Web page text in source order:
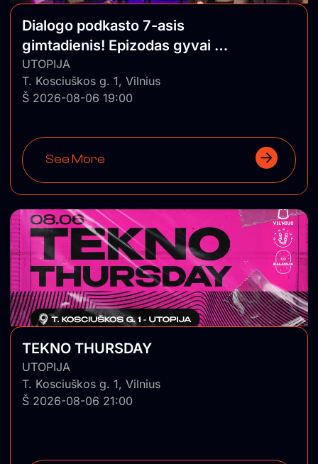
Dialogo podkasto 7-asis
gimtadienis! Epizodas gyvai su
auditorija
UTOPIJA
T. Kosciuškos g. 1, Vilnius
Š 2026-08-06 19:00
See More
TEKNO THURSDAY
UTOPIJA
T. Kosciuškos g. 1, Vilnius
Š 2026-08-06 21:00